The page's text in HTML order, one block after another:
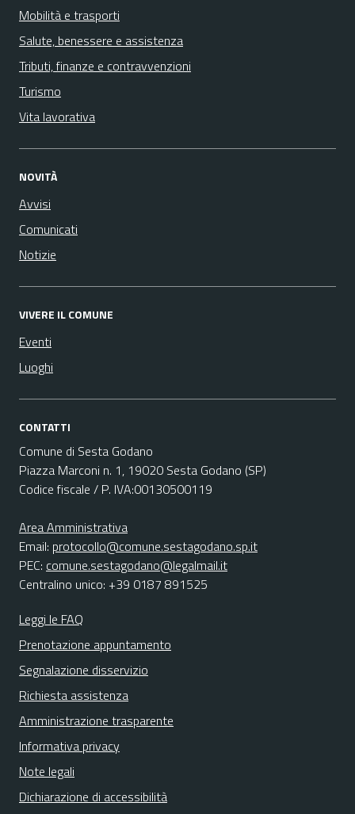
Mobilità e trasporti
Salute, benessere e assistenza
Tributi, finanze e contravvenzioni
Turismo
Vita lavorativa
NOVITÀ
Avvisi
Comunicati
Notizie
VIVERE IL COMUNE
Eventi
Luoghi
CONTATTI
Comune di Sesta Godano
Piazza Marconi n. 1, 19020 Sesta Godano (SP)
Codice fiscale / P. IVA:00130500119
Area Amministrativa
Email: protocollo@comune.sestagodano.sp.it
PEC: comune.sestagodano@legalmail.it
Centralino unico: +39 0187 891525
Leggi le FAQ
Prenotazione appuntamento
Segnalazione disservizio
Richiesta assistenza
Amministrazione trasparente
Informativa privacy
Note legali
Dichiarazione di accessibilità